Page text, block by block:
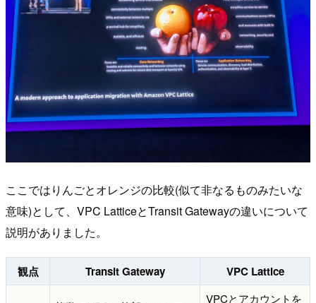
ここではりんごとオレンジの比較(似て非なるものみたいな
意味)として、VPC LatticeとTransit Gatewayの違いについて
説明がありました。
観点 Transit Gateway VPC Lattice
VPCとアカウントを